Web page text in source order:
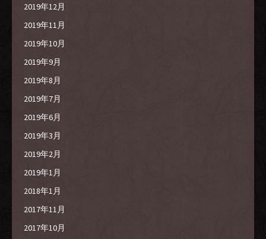
2019年12月
2019年11月
2019年10月
2019年9月
2019年8月
2019年7月
2019年6月
2019年3月
2019年2月
2019年1月
2018年1月
2017年11月
2017年10月